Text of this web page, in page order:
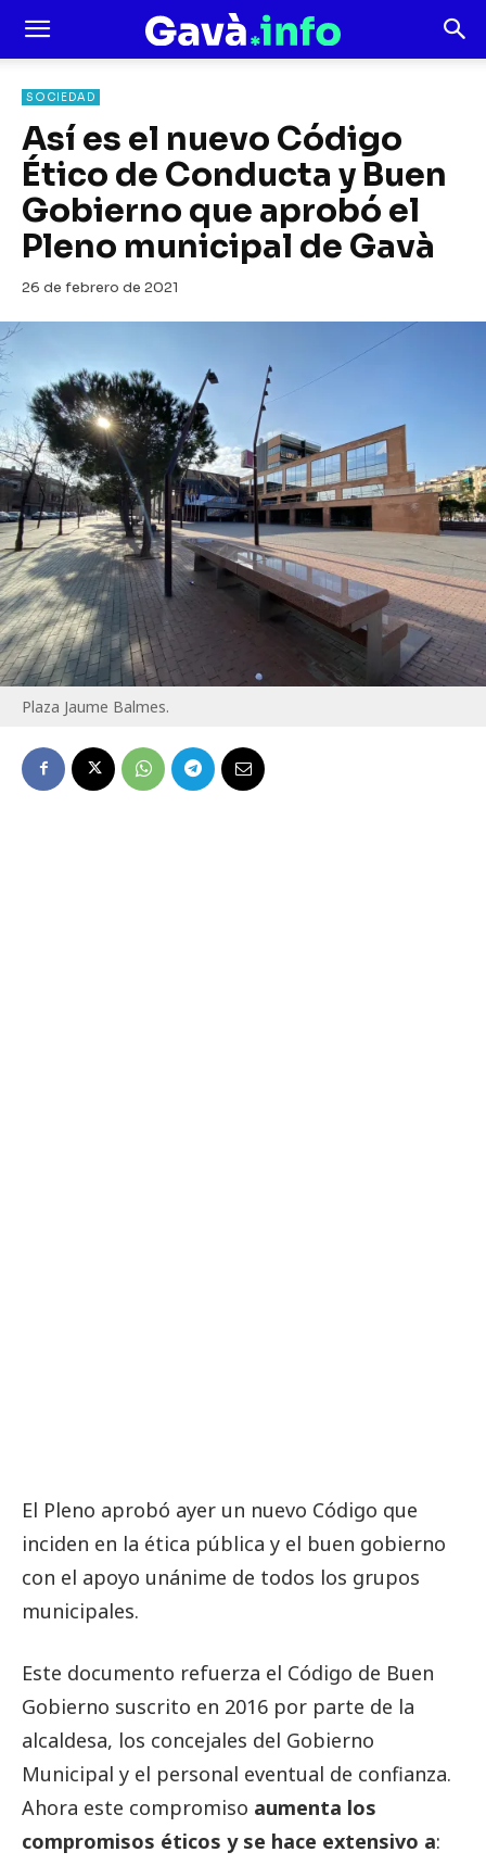
SOCIEDAD
Así es el nuevo Código
Ético de Conducta y Buen
Gobierno que aprobó el
Pleno municipal de Gavà
26 de febrero de 2021
Plaza Jaume Balmes.
El Pleno aprobó ayer un nuevo Código que
inciden en la ética pública y el buen gobierno
con el apoyo unánime de todos los grupos
municipales.
Este documento refuerza el Código de Buen
Gobierno suscrito en 2016 por parte de la
alcaldesa, los concejales del Gobierno
Municipal y el personal eventual de confianza.
Ahora este compromiso aumenta los
compromisos éticos y se hace extensivo a: